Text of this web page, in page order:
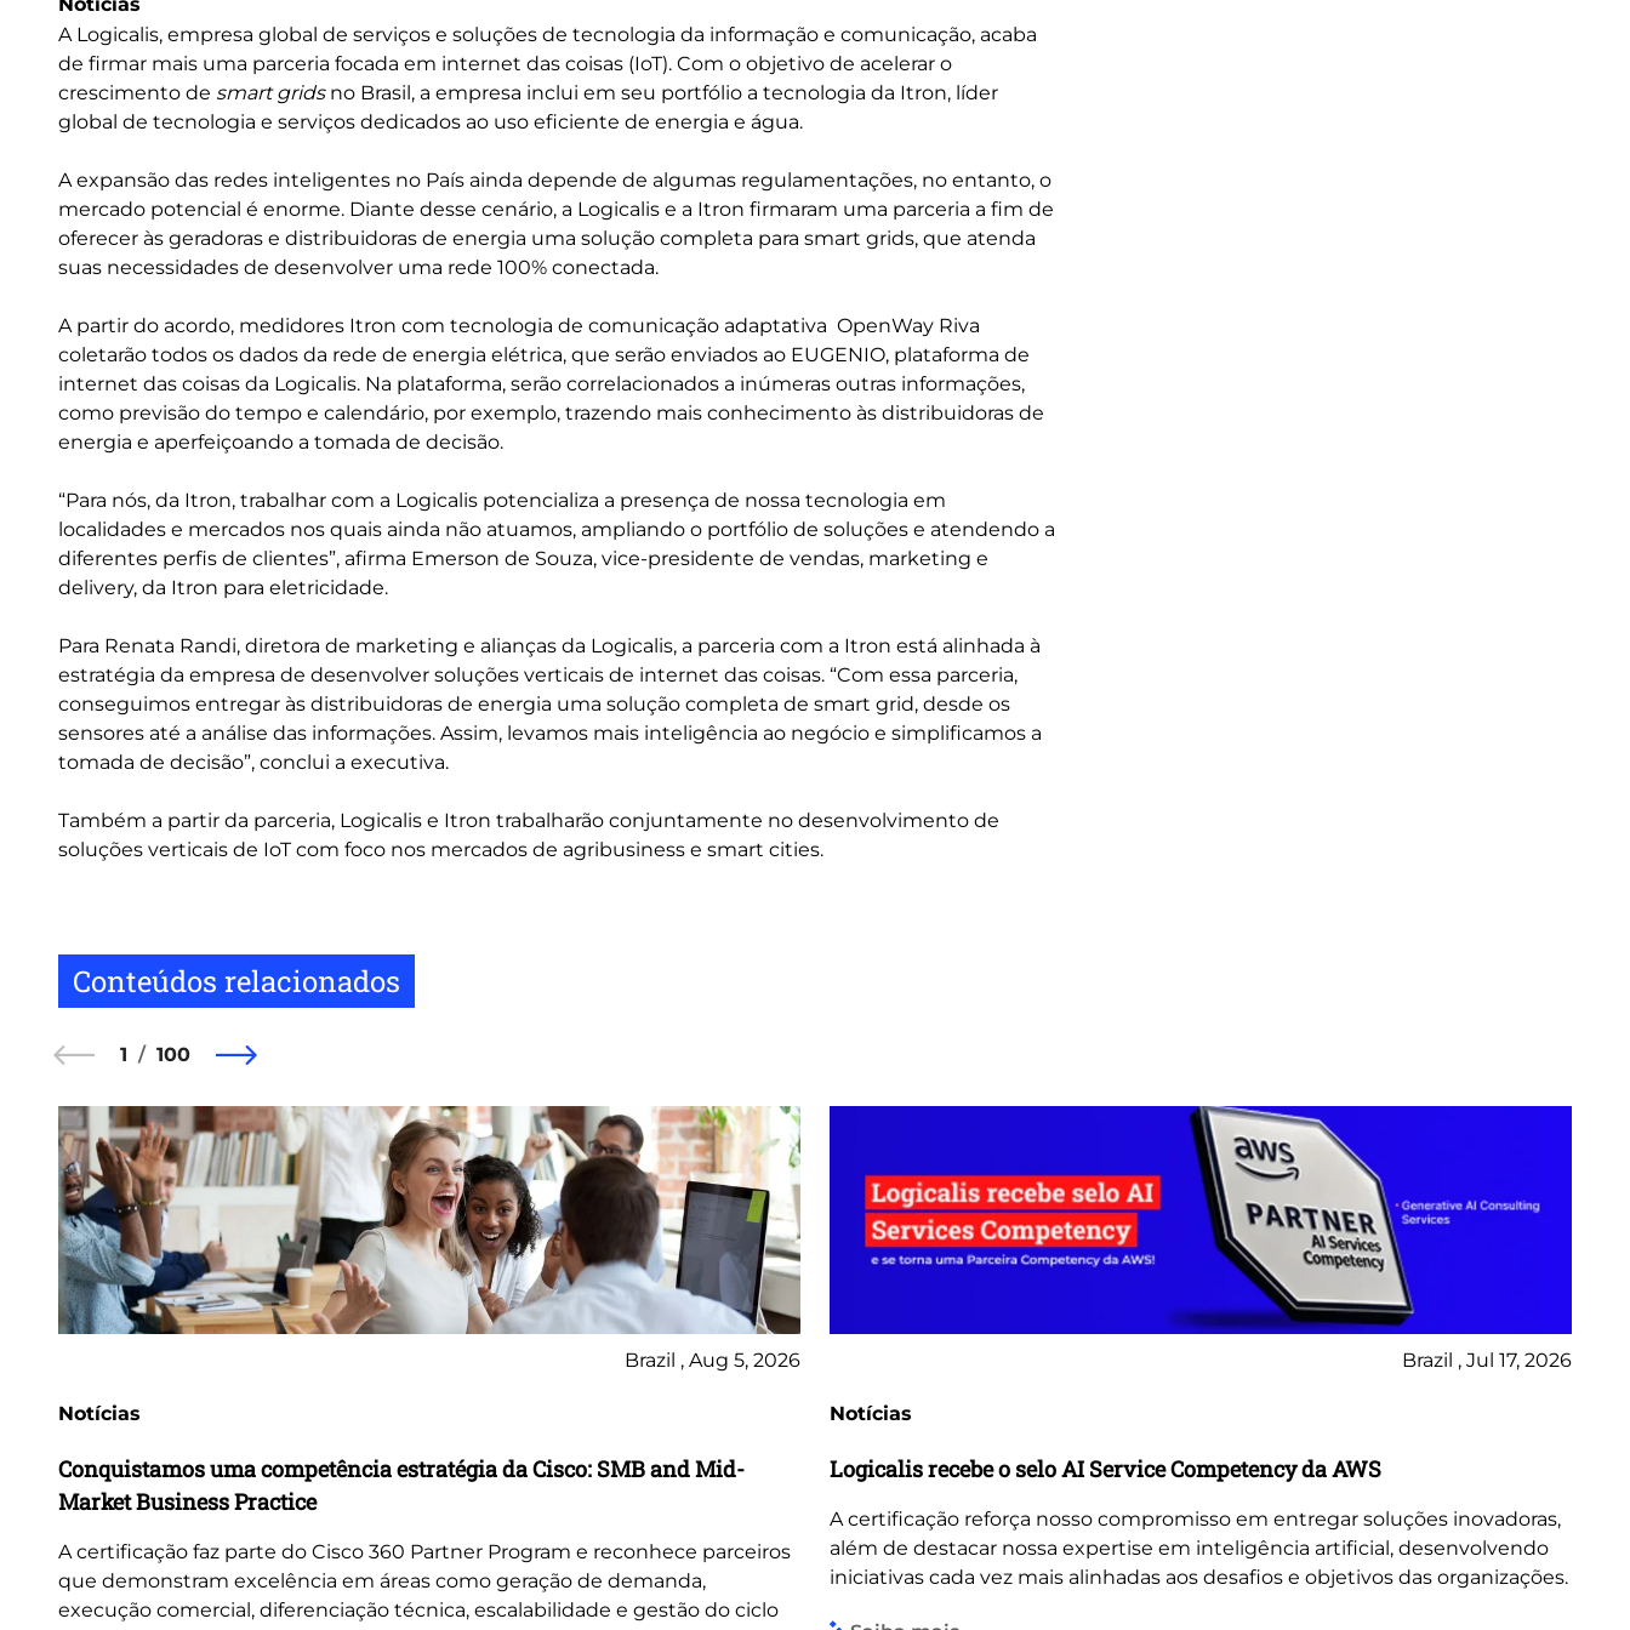
A Logicalis, empresa global de serviços e soluções de tecnologia da informação e comunicação, acaba
de firmar mais uma parceria focada em internet das coisas (IoT). Com o objetivo de acelerar o
crescimento de smart gridsno Brasil, a empresa inclui em seu portfólio a tecnologia da Itron, líder
global de tecnologia e serviços dedicados ao uso eficiente de energia e água.
A expansão das redes inteligentes no País ainda depende de algumas regulamentações, no entanto, o
mercado potencial é enorme. Diante desse cenário, a Logicalis e a Itron firmaram uma parceria a fim de
oferecer às geradoras e distribuidoras de energia uma solução completa para smart grids, que atenda
suas necessidades de desenvolver uma rede 100% conectada.
A partir do acordo, medidores Itron com tecnologia de comunicação adaptativa OpenWay Riva
coletarão todos os dados da rede de energia elétrica, que serão enviados ao EUGENIO, plataforma de
internet das coisas da Logicalis. Na plataforma, serão correlacionados a inúmeras outras informações,
como previsão do tempo e calendário, por exemplo, trazendo mais conhecimento às distribuidoras de
energia e aperfeiçoando a tomada de decisão.
“Para nós, da Itron, trabalhar com a Logicalis potencializa a presença de nossa tecnologia em
localidades e mercados nos quais ainda não atuamos, ampliando o portfólio de soluções e atendendo a
diferentes perfis de clientes”, afirma Emerson de Souza, vice-presidente de vendas, marketing e
delivery, da Itron para eletricidade.
Para Renata Randi, diretora de marketing e alianças da Logicalis, a parceria com a Itron está alinhada à
estratégia da empresa de desenvolver soluções verticais de internet das coisas. “Com essa parceria,
conseguimos entregar às distribuidoras de energia uma solução completa de smart grid, desde os
sensores até a análise das informações. Assim, levamos mais inteligência ao negócio e simplificamos a
tomada de decisão”, conclui a executiva.
Também a partir da parceria, Logicalis e Itron trabalharão conjuntamente no desenvolvimento de
soluções verticais de IoT com foco nos mercados de agribusiness e smart cities.
Conteúdos relacionados
1 100
Brazil , Aug 5, 2026
Notícias
Conquistamos uma competência estratégia da Cisco: SMB and Mid-
Market Business Practice
A certificação faz parte do Cisco 360 Partner Program e reconhece parceiros
que demonstram excelência em áreas como geração de demanda,
execução comercial, diferenciação técnica, escalabilidade e gestão do ciclo
Brazil , Jul 17, 2026
Notícias
Logicalis recebe o selo AI Service Competency da AWS
A certificação reforça nosso compromisso em entregar soluções inovadoras,
além de destacar nossa expertise em inteligência artificial, desenvolvendo
iniciativas cada vez mais alinhadas aos desafios e objetivos das organizações.